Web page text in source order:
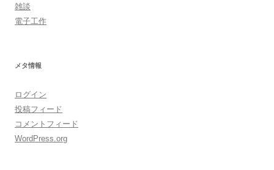
雑談
電子工作
メタ情報
ログイン
投稿フィード
コメントフィード
WordPress.org